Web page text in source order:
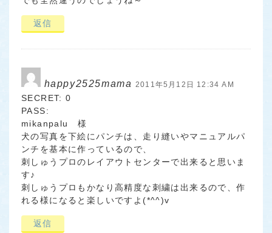
返信
happy2525mama 2011年5月12日 12:34 AM
SECRET: 0
PASS:
mikanpalu 様
犬の写真を下絵にパンチは、走り縫いやマニュアルパ
ンチを基本に作っているので、
刺しゅうプロのレイアウトセンターで出来ると思いま
す♪
刺しゅうプロもかなり高精度な刺繍は出来るので、作
れる様になると楽しいですよ(*^^)v
返信